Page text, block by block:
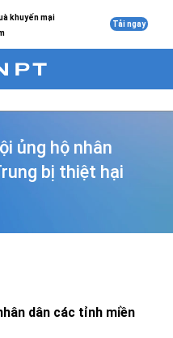
khuyến mại
Tải ngay
ủng hộ nhân
bị thiệt hại
dân các tỉnh miền